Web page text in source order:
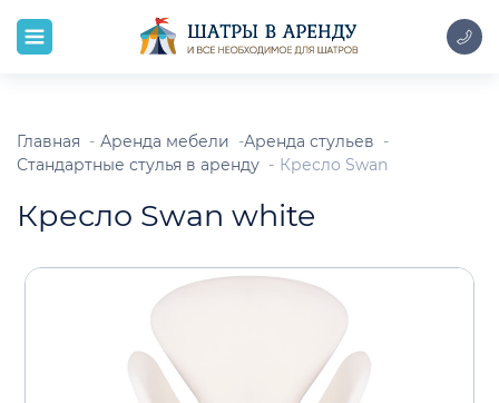
Главная Аренда мебели
Аренда стульев
Стандартные стулья в аренду
Кресло Swan
Кресло Swan white